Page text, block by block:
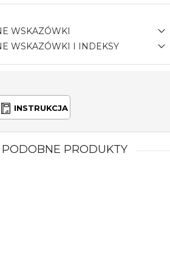
WSKAZÓWKI
WSKAZÓWKI I INDEKSY
INSTRUKCJA
PRODUKTY